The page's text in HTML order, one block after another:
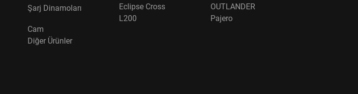
Şarj Dinamoları
Cam
Diğer Ürünler
Eclipse Cross
OUTLANDER
L200
Pajero